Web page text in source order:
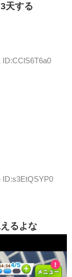
天する
ID:CClS6T6a0
ID:s3EtQSYP0
るよな